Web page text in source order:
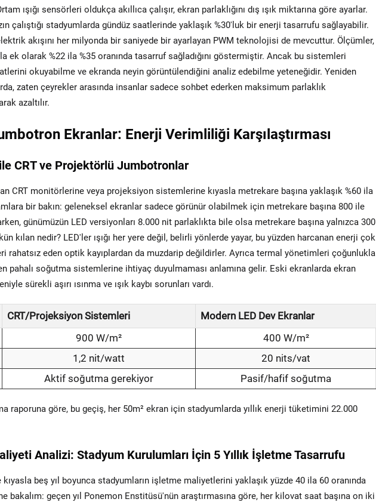
ışığı sensörleri oldukça akıllıca çalışır, ekran parlaklığını dış ışık miktarına göre ayarlar.
çalıştığı stadyumlarda gündüz saatlerinde yaklaşık %30'luk bir enerji tasarrufu sağlayabilir.
akışını her milyonda bir saniyede bir ayarlayan PWM teknolojisi de mevcuttur. Ölçümler,
ek olarak %22 ila %35 oranında tasarruf sağladığını göstermiştir. Ancak bu sistemleri
okuyabilme ve ekranda neyin görüntülendiğini analiz edebilme yeteneğidir. Yeniden
zaten çeyrekler arasında insanlar sadece sohbet ederken maksimum parlaklık
azaltılır.
Ekranlar: Enerji Verimliliği Karşılaştırması
CRT ve Projektörlü Jumbotronlar
CRT monitörlerine veya projeksiyon sistemlerine kıyasla metrekare başına yaklaşık %60 ila
bir bakın: geleneksel ekranlar sadece görünür olabilmek için metrekare başına 800 ile
günümüzün LED versiyonları 8.000 nit parlaklıkta bile olsa metrekare başına yalnızca 300
kılan nedir? LED'ler ışığı her yere değil, belirli yönlerde yayar, bu yüzden harcanan enerji çok
rahatsız eden optik kayıplardan da muzdarip değildirler. Ayrıca termal yönetimleri çoğunlukla
pahalı soğutma sistemlerine ihtiyaç duyulmaması anlamına gelir. Eski ekranlarda ekran
sürekli aşırı ısınma ve ışık kaybı sorunları vardı.
CRT/Projeksiyon Sistemleri
Modern LED Dev Ekranlar
900 W/m²
400 W/m²
1,2 nit/watt
20 nits/vat
Aktif soğutma gerekiyor Pasif/hafif soğutma
raporuna göre, bu geçiş, her 50m² ekran için stadyumlarda yıllık enerji tüketimini 22.000
Analizi: Stadyum Kurulumları İçin 5 Yıllık İşletme Tasarrufu
beş yıl boyunca stadyumların işletme maliyetlerini yaklaşık yüzde 40 ila 60 oranında
bakalım: geçen yıl Ponemon Enstitüsü'nün araştırmasına göre, her kilovat saat başına on iki